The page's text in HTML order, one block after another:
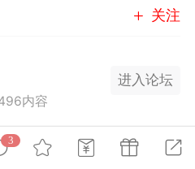
3
关注
内容
进入论坛
提问、分享平台。发帖请
违法信息！